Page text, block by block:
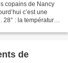
copains de Nancy
c’est une
28° : la température
de